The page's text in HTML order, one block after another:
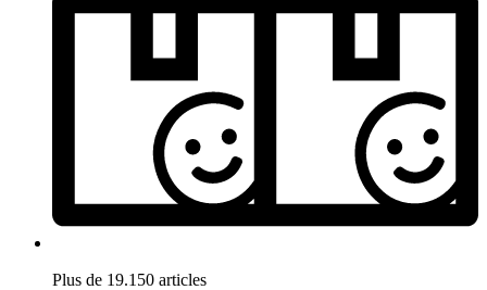
Plus de 19.150 articles